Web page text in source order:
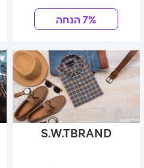
7% הנחה
S.W.TBRAND